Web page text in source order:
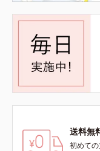
送料無
初めて